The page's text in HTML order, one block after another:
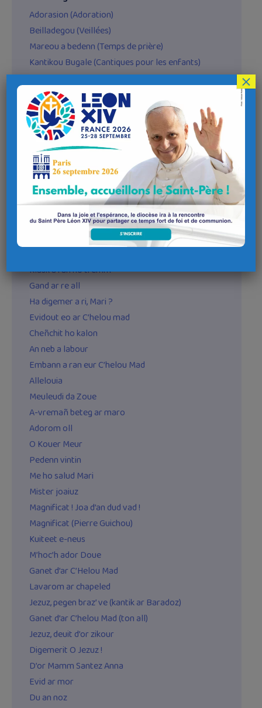
Adorasion (Adoration)
Beilladegou (Veillées)
Mareou a bedenn (Temps de prière)
Kantikou Bugale (Cantiques pour les enfants)
Autres kantikou
(Classés sous Buez Kristen)
Tad an oll
O na kaer eo !
Piou oc’h C’hwi Jezuz ?
Ne kondaonan ket
Me ‘garfe
Nouel da Jezuz
Meuleudi deoc’h ‘vid an oll zent
Klask a ran ho tremm
Gand ar re all
Ha digemer a ri, Mari ?
Evidout eo ar C’helou mad
Cheñchit ho kalon
An neb a labour
Embann a ran eur C’helou Mad
Allelouia
Meuleudi da Zoue
A-vremañ beteg ar maro
Adorom oll
O Kouer Meur
Pedenn vintin
Me ho salud Mari
Mister joaiuz
Magnificat ! Joa d’an dud vad !
Magnificat (Pierre Guichou)
Kuiteet e-neus
M’hoc’h ador Doue
Ganet d’ar C’Helou Mad
Lavarom ar chapeled
Jezuz, pegen braz’ ve (kantik ar Baradoz)
Ganet d’ar C’helou Mad (ton all)
Jezuz, deuit d’or zikour
Digemerit O Jezuz !
D’or Mamm Santez Anna
Evid ar mor
Du an noz
×